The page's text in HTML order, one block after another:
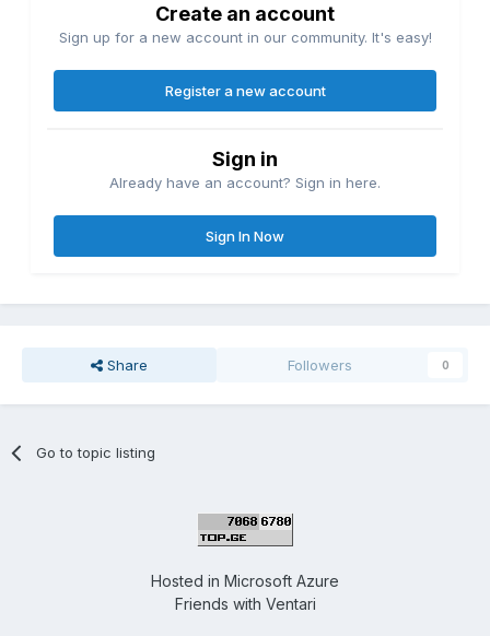
Create an account
Sign up for a new account in our community. It's easy!
Register a new account
Sign in
Already have an account? Sign in here.
Sign In Now
Share Followers 0
Go to topic listing
Hosted in Microsoft Azure
Friends with Ventari